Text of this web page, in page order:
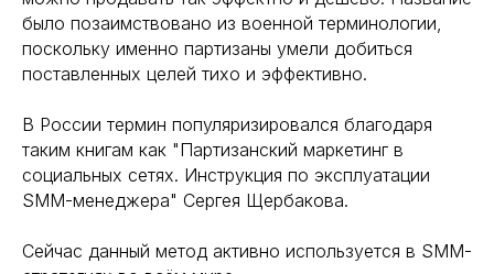
было позаимствовано из военной терминологии,
поскольку именно партизаны умели добиться
поставленных целей тихо и эффективно.
В России термин популяризировался благодаря
таким книгам как "Партизанский маркетинг в
социальных сетях. Инструкция по эксплуатации
SMM-менеджера" Сергея Щербакова.
Сейчас данный метод активно используется в SMM-